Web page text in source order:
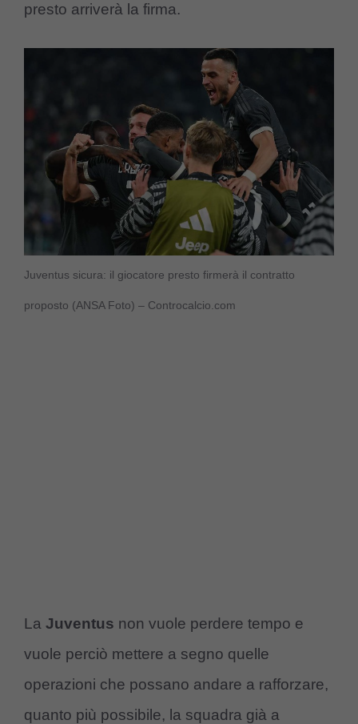
presto arriverà la firma.
Juventus sicura: il giocatore presto firmerà il contratto
proposto (ANSA Foto) – Controcalcio.com
La Juventus non vuole perdere tempo e
vuole perciò mettere a segno quelle
operazioni che possano andare a rafforzare,
quanto più possibile, la squadra già a